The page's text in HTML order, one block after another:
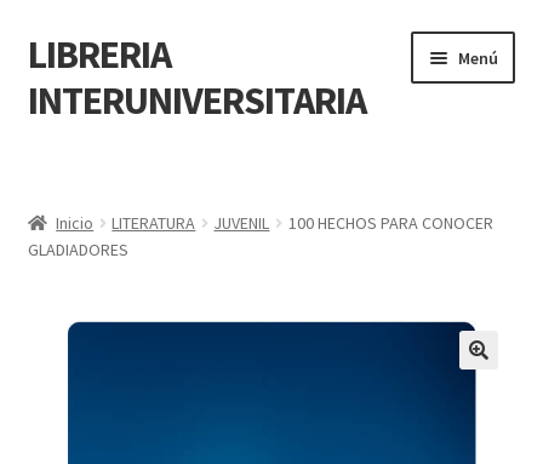
LIBRERIA
INTERUNIVERSITARIA
Menú
Carrito
Inicio LITERATURA JUVENIL
100 HECHOS PARA CONOCER
GLADIADORES